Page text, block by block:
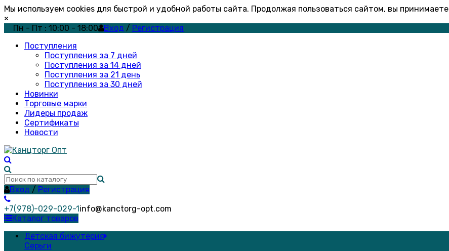
Мы используем cookies для быстрой и удобной работы сайта. Продолжая пользоваться сайтом, вы принимаете
×
Пн - Пт : 10:00 - 18:00
Вход / Регистрация
Поступления
Поступления за 7 дней
Поступления за 14 дней
Поступления за 21 день
Поступления за 30 дней
Новинки
Торговые марки
Лидеры продаж
Сертификаты
Новости
Вход / Регистрация
+7(978)-029-029-1info@kanctorg-opt.com
Каталог товаров
Детская бижутерия
Серьги